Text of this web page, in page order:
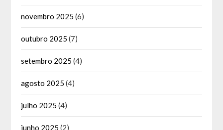
novembro 2025 (6)
outubro 2025 (7)
setembro 2025 (4)
agosto 2025 (4)
julho 2025 (4)
junho 2025 (2)